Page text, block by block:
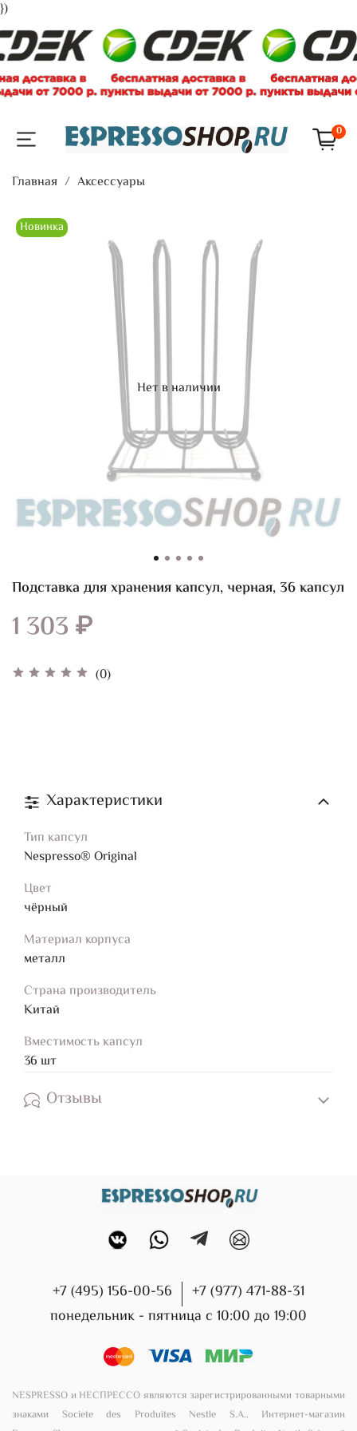
})
0
Главная Аксессуары
Нет в наличии
Новинка
Подставка для хранения капсул, черная, 36 капсул
(0)
1 303 ₽
Характеристики
Тип капсул
Nespresso® Original
Цвет
чёрный
Материал корпуса
металл
Страна производитель
Китай
Вместимость капсул
36 шт
Отзывы
+7 (495) 156-00-56
+7 (977) 471-88-31
понедельник - пятница с 10:00 до 19:00
NESPRESSO и НЕСПРЕССО являются зарегистрированными товарными
знаками Societe des Produites Nestle S.A.. Интернет-магазин